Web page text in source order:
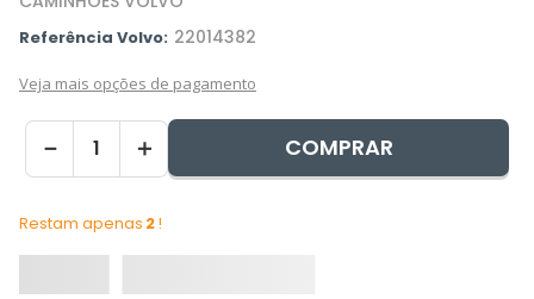
Referência Volvo: 22014382
Veja mais opções de pagamento
＋
－ COMPRAR
Restam apenas 2!